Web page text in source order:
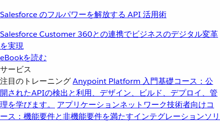
Salesforce のフルパワーを解放する API 活用術
Salesforce Customer 360との連携でビジネスのデジタル変革
を実現
eBookを読む
サービス
注目のトレーニングAnypoint Platform 入門基礎コース：公
開されたAPIの検出と利用、デザイン、ビルド、デプロイ、管
理を学びます。
アプリケーションネットワーク技術者向けコ
ース：機能要件と非機能要件を満たすインテグレーションソリ